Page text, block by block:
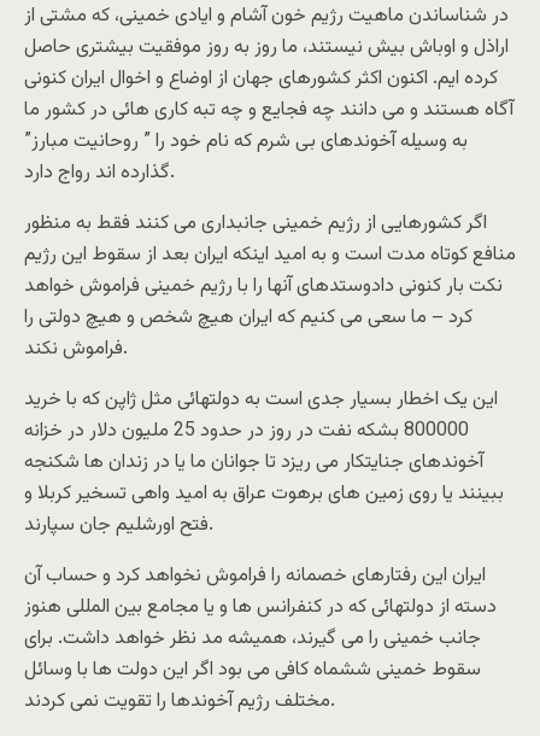
در شناساندن ماهیت رژیم خون آشام و ایادی خمینی، که مشتی از
اراذل و اوباش بیش نیستند، ما روز به روز موفقیت بیشتری حاصل
کرده ایم. اکنون اکثر کشورهای جهان از اوضاع و اخوال ایران کنونی
آگاه هستند و می دانند چه فجایع و چه تبه کاری هائی در کشور ما
به وسیله آخوندهای بی شرم که نام خود را ” روحانیت مبارز”
گذارده اند رواج دارد.
اگر کشورهایی از رژیم خمینی جانبداری می کنند فقط به منظور
منافع کوتاه مدت است و به امید اینکه ایران بعد از سقوط این رژیم
نکت بار کنونی دادوستدهای آنها را با رژیم خمینی فراموش خواهد
کرد – ما سعی می کنیم که ایران هیچ شخص و هیچ دولتی را
فراموش نکند.
این یک اخطار بسیار جدی است به دولتهائی مثل ژاپن که با خرید
800000 بشکه نفت در روز در حدود 25 ملیون دلار در خزانه
آخوندهای جنایتکار می ریزد تا جوانان ما یا در زندان ها شکنجه
ببینند یا روی زمین های برهوت عراق به امید واهی تسخیر کربلا و
فتح اورشلیم جان سپارند.
ایران این رفتارهای خصمانه را فراموش نخواهد کرد و حساب آن
دسته از دولتهائی که در کنفرانس ها و یا مجامع بین المللی هنوز
جانب خمینی را می گیرند، همیشه مد نظر خواهد داشت. برای
سقوط خمینی ششماه کافی می بود اگر این دولت ها با وسائل
مختلف رژیم آخوندها را تقویت نمی کردند.